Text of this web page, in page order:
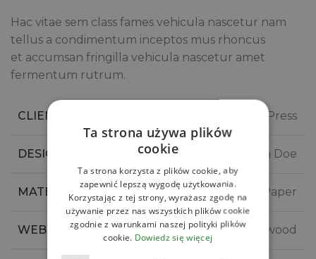
Hac vitae sem class fames vehicula nascetur nam
tellus a condimentum inceptos mus rhoncus
et accumsan fringilla vehicula nascetur amet
fermentum rutrum.
CLIENT WordPress
DESIGNER John Doe
MATERIALS Wood, Paper
WEBSITE xtemos.com/wood
Ta strona używa plików
cookie
Ta strona korzysta z plików cookie, aby
zapewnić lepszą wygodę użytkowania.
Korzystając z tej strony, wyrażasz zgodę na
używanie przez nas wszystkich plików cookie
zgodnie z warunkami naszej polityki plików
cookie. Dowiedz się więcej